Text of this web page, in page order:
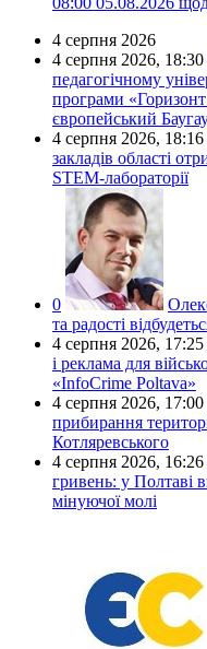
4 серпня 2026
4 серпня 2026, 18:30
педагогічному
програми
європейський
4 серпня 2026, 18:16
закладів області
STEM-лабораторії
0
та радості
4 серпня 2026, 17:25
і реклама для
«InfoCrime Poltava»
4 серпня 2026, 17:00
прибирання
Котляревського
4 серпня 2026, 16:26
гривень: у Полтаві
мінуючої молі